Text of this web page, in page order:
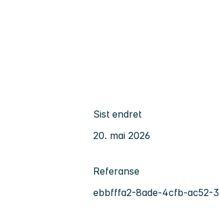
Sist endret
20. mai 2026
Referanse
ebbfffa2-8ade-4cfb-ac52-